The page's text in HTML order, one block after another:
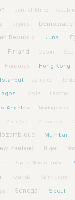
Central African Republic
Cyprus Democratic
Republic Dubai
Finland Gabon
Honduras Hong Kong
Istanbul Jamaica
Latvia Lesotho
Angeles Madagascar
Mauritius Micronesia
Mumbai
Zealand Niger
Papua New Guinea
Rwanda Saint Lucia
Senegal Seoul